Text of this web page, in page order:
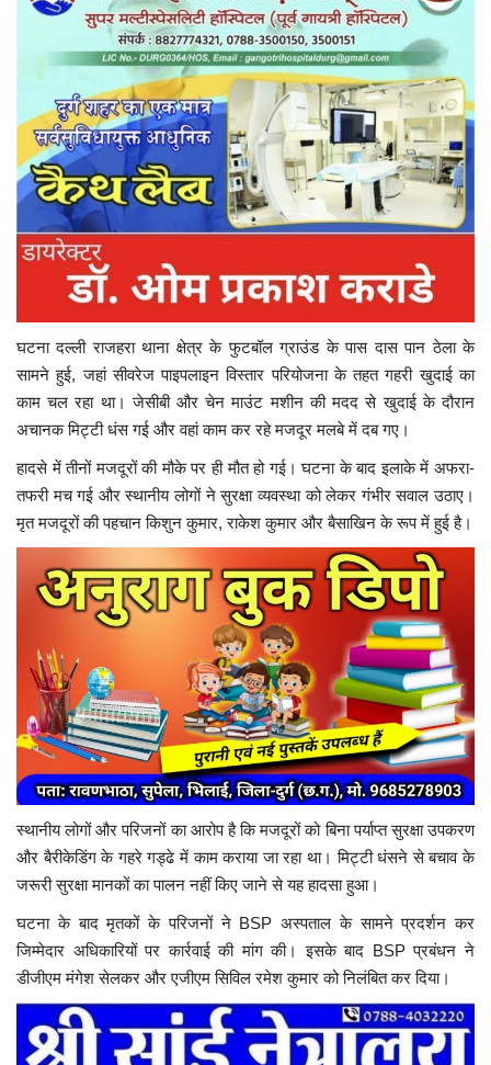
घटना दल्ली राजहरा थाना क्षेत्र के फुटबॉल ग्राउंड के पास दास पान ठेला के
सामने हुई, जहां सीवरेज पाइपलाइन विस्तार परियोजना के तहत गहरी खुदाई का
काम चल रहा था। जेसीबी और चेन माउंट मशीन की मदद से खुदाई के दौरान
अचानक मिट्टी धंस गई और वहां काम कर रहे मजदूर मलबे में दब गए।
हादसे में तीनों मजदूरों की मौके पर ही मौत हो गई। घटना के बाद इलाके में अफरा-
तफरी मच गई और स्थानीय लोगों ने सुरक्षा व्यवस्था को लेकर गंभीर सवाल उठाए।
मृत मजदूरों की पहचान किशुन कुमार, राकेश कुमार और बैसाखिन के रूप में हुई है।
स्थानीय लोगों और परिजनों का आरोप है कि मजदूरों को बिना पर्याप्त सुरक्षा उपकरण
और बैरीकेडिंग के गहरे गड्ढे में काम कराया जा रहा था। मिट्टी धंसने से बचाव के
जरूरी सुरक्षा मानकों का पालन नहीं किए जाने से यह हादसा हुआ।
घटना के बाद मृतकों के परिजनों ने BSP अस्पताल के सामने प्रदर्शन कर
जिम्मेदार अधिकारियों पर कार्रवाई की मांग की। इसके बाद BSP प्रबंधन ने
डीजीएम मंगेश सेलकर और एजीएम सिविल रमेश कुमार को निलंबित कर दिया।